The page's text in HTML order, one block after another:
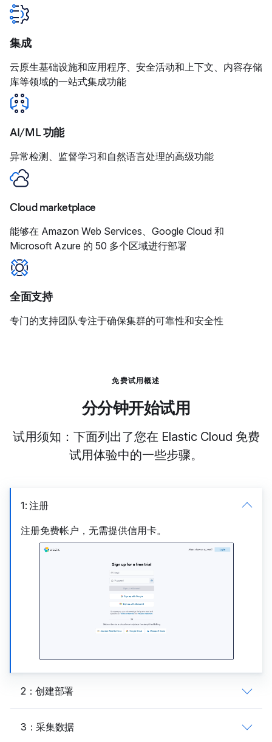
集成
云原生基础设施和应用程序、安全活动和上下文、内容存储
库等领域的一站式集成功能
AI/ML 功能
异常检测、监督学习和自然语言处理的高级功能
Cloud marketplace
能够在 Amazon Web Services、Google Cloud 和
Microsoft Azure 的 50 多个区域进行部署
全面支持
专门的支持团队专注于确保集群的可靠性和安全性
免费试用概述
分分钟开始试用
试用须知：下面列出了您在 Elastic Cloud 免费
试用体验中的一些步骤。
1: 注册
注册免费帐户，无需提供信用卡。
2：创建部署
3：采集数据